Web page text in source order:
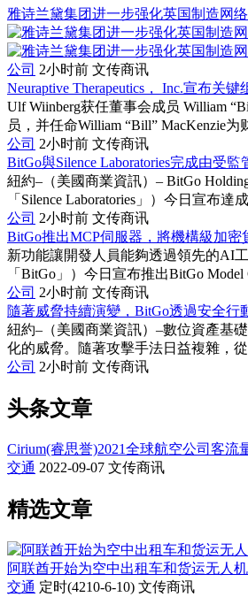
雅诗兰黛集团进一步强化英国制造网
公司 2小时前 文传商讯
Neuraptive Therapeutics， Inc.宣布关
Ulf Wiinberg获任董事会成员 William
员，并任命William “Bill” MacKenzie
公司 2小时前 文传商讯
BitGo與Silence Laboratories完成由受
紐約–（美國商業資訊）– BitGo
「Silence Laboratories」）今日宣布
公司 2小时前 文传商讯
BitGo推出MCP伺服器，將機構級加
新功能讓開發人員能夠透過領先的AI
「BitGo」）今日宣布推出BitGo
公司 2小时前 文传商讯
隨著威脅持續演變，BitGo透過安全
紐約–（美國商業資訊）–數位資產基
化的威脅。隨著攻擊手法日益複雜，
公司 2小时前 文传商讯
头条文章
Cirium(睿思誉)2021全球航空公司客流
交通 2022-09-07 文传商讯
精选文章
阿联酋开始为空中出租车和货运无人
交通 定时(4210-6-10) 文传商讯